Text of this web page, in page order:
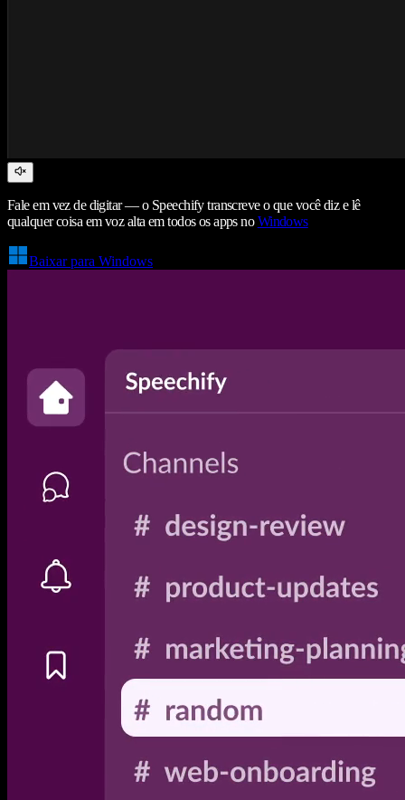
Fale em vez de digitar — o Speechify transcreve o que você diz e lê
qualquer coisa em voz alta em todos os apps noWindows
Baixar para Windows